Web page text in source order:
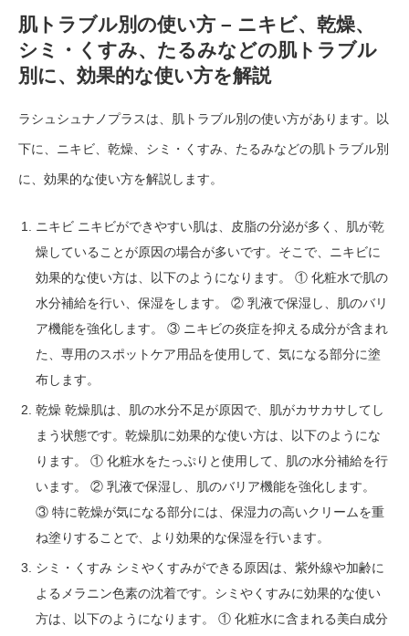
肌トラブル別の使い方 – ニキビ、乾燥、
シミ・くすみ、たるみなどの肌トラブル
別に、効果的な使い方を解説
ラシュシュナノプラスは、肌トラブル別の使い方があります。以
下に、ニキビ、乾燥、シミ・くすみ、たるみなどの肌トラブル別
に、効果的な使い方を解説します。
ニキビ ニキビができやすい肌は、皮脂の分泌が多く、肌が乾
燥していることが原因の場合が多いです。そこで、ニキビに
効果的な使い方は、以下のようになります。 ① 化粧水で肌の
水分補給を行い、保湿をします。 ② 乳液で保湿し、肌のバリ
ア機能を強化します。 ③ ニキビの炎症を抑える成分が含まれ
た、専用のスポットケア用品を使用して、気になる部分に塗
布します。
乾燥 乾燥肌は、肌の水分不足が原因で、肌がカサカサしてし
まう状態です。乾燥肌に効果的な使い方は、以下のようにな
ります。 ① 化粧水をたっぷりと使用して、肌の水分補給を行
います。 ② 乳液で保湿し、肌のバリア機能を強化します。
③ 特に乾燥が気になる部分には、保湿力の高いクリームを重
ね塗りすることで、より効果的な保湿を行います。
シミ・くすみ シミやくすみができる原因は、紫外線や加齢に
よるメラニン色素の沈着です。シミやくすみに効果的な使い
方は、以下のようになります。 ① 化粧水に含まれる美白成分